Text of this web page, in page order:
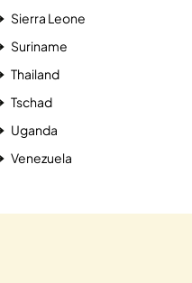
Sierra Leone
Suriname
Thailand
Tschad
Uganda
Venezuela